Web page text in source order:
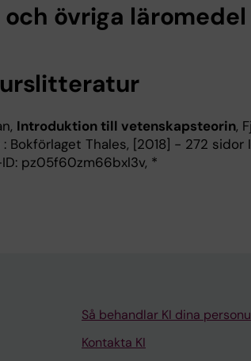
övriga läromedel
Introduktion till vetenskapsteorin,
Bokförlaget Thales, [2018] - 272 sidor
ID: pz05f60zm66bxl3v, *
Så behandlar KI dina
Kontakta KI